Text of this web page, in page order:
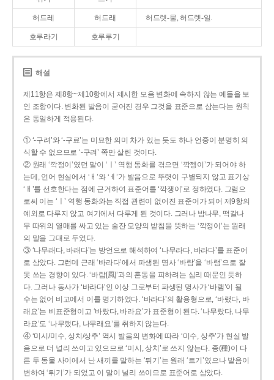
허드레 허드래 허드렛-물, 허드렛-일.
호루라기 호루루기
해설
제11항은 제8항~제10항에서 제시한 모음 변화에 속하지 않는 예들을 보
인 조항이다. 변화된 발음이 굳어진 경우 그것을 표준으로 삼는다는 원칙
은 동일하게 적용된다.
① ‘-구려’와 ‘-구료’는 미묘한 의미 차가 있는 듯도 하나 언중이 분명히 의
식할 수 없으므로 ‘-구려’ 쪽만 살린 것이다.
② 원래 ‘깍정이’였던 말이 ‘ㅣ’ 역행 동화를 겪으면 ‘깍젱이’가 되어야 하
는데, 언어 현실에서 ‘ㅐ’와 ‘ㅔ’가 발음으로 뚜렷이 구별되지 않고 표기상
‘ㅐ’를 선호한다는 점에 근거하여 표준어를 ‘깍쟁이’로 정하였다. 그럼으
로써 이는 ‘ㅣ’ 역행 동화와는 직접 관련이 없어진 표준어가 되어 제9항의
예외로 다루지 않고 여기에서 다루게 된 것이다. 그러나 밤나무, 떡갈나
무 따위의 열매를 싸고 있는 술잔 모양의 받침을 뜻하는 ‘깍정이’는 원래
의 말을 그대로 두었다.
③ ‘나무래다, 바래다’는 방언으로 해석하여 ‘나무라다, 바라다’를 표준어
로 삼았다. 그런데 근래 ‘바라다’에서 파생된 명사 ‘바람’을 ‘바램’으로 잘
못 쓰는 경향이 있다. ‘바람[風]’과의 혼동을 피하려는 심리 때문인 듯하
다. 그러나 동사가 ‘바라다’인 이상 그로부터 파생된 명사가 ‘바램’이 될
수는 없어 비고에서 이를 명기하였다. ‘바라다’의 활용형으로, ‘바랬다, 바
래요’는 비표준형이고 ‘바랐다, 바라요’가 표준형이 된다. ‘나무랐다, 나무
라요’도 ‘나무랬다, 나무래요’를 취하지 않는다.
④ ‘미시/미수, 상치/상추’ 역시 발음의 변화에 따라 ‘미수, 상추’가 현실 발
음으로 더 널리 쓰이고 있으므로 ‘미시, 상치’로 쓰지 않는다. 종(種)이 다
른 두 동물 사이에서 난 새끼를 말하는 ‘튀기’는 원래 ‘트기’였으나 발음이
변하여 ‘튀기’가 되었고 이 말이 널리 쓰이므로 표준어로 삼았다.